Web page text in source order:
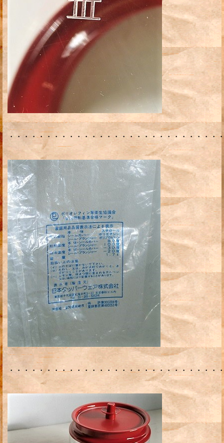
・・・・・・・・・・・・・・・・・・・・・・・・・・・
・・・・・・・・・・・・・・・・・・・・・・・・・・・